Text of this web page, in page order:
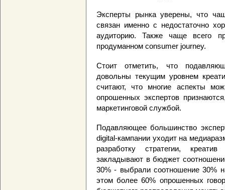
Эксперты рынка уверены, что
связан именно с недостаточно
аудиторию. Также чаще всего
продуманном consumer journey.
Стоит отметить, что
довольны текущим уровнем
считают, что многие аспекты
опрошенных экспертов
маркетинговой службой.
Подавляющее большинство
digital-кампании уходит на
разработку стратегии,
закладывают в бюджет
30% - выбрали соотношение 30%
этом более 60% опрошенных